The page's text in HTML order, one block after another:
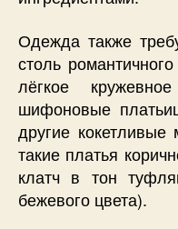
Одежда также
столь
лёгкое
шифоновые
другие
такие платья
клатч в тон
бежевого цвета).